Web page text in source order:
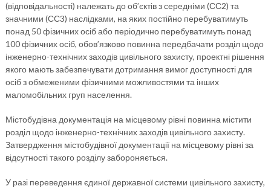
(відповідальності) належать до об’єктів з середніми (СС2) та
значними (СС3) наслідками, на яких постійно перебуватимуть
понад 50 фізичних осіб або періодично перебуватимуть понад
100 фізичних осіб, обов’язково повинна передбачати розділ щодо
інженерно-технічних заходів цивільного захисту, проектні рішення
якого мають забезпечувати дотримання вимог доступності для
осіб з обмеженими фізичними можливостями та інших
маломобільних груп населення.
Містобудівна документація на місцевому рівні повинна містити
розділ щодо інженерно-технічних заходів цивільного захисту.
Затвердження містобудівної документації на місцевому рівні за
відсутності такого розділу забороняється.
У разі переведення єдиної державної системи цивільного захисту,